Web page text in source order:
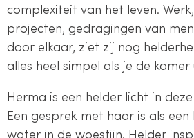
complexiteit van het leven.
projecten, gedragingen van
door elkaar, ziet zij nog
alles heel simpel als je de
Herma is een helder licht in
Een gesprek met haar is als een
water in de woestijn. Helder